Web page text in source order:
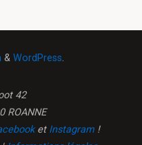
& WordPress.
42
ROANNE
et Instagram !